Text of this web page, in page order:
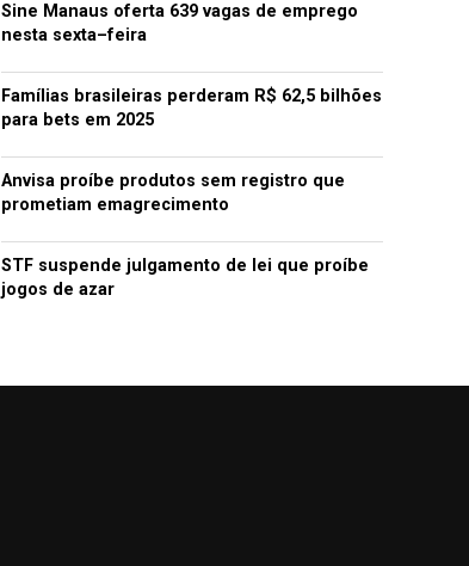
Sine Manaus oferta 639 vagas de emprego
nesta sexta–feira
Famílias brasileiras perderam R$ 62,5 bilhões
para bets em 2025
Anvisa proíbe produtos sem registro que
prometiam emagrecimento
STF suspende julgamento de lei que proíbe
jogos de azar